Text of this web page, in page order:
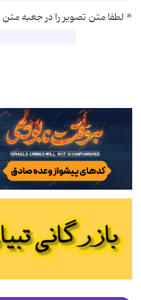
*لطفا متن تصویر را در جعبه متن